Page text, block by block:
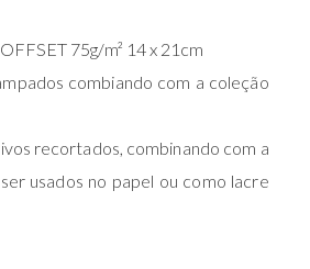
75g/m² 14 x 21cm
combiando com a coleção
recortados, combinando com a
usados no papel ou como lacre